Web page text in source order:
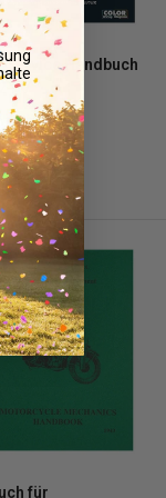
Service Handbuch
17
für